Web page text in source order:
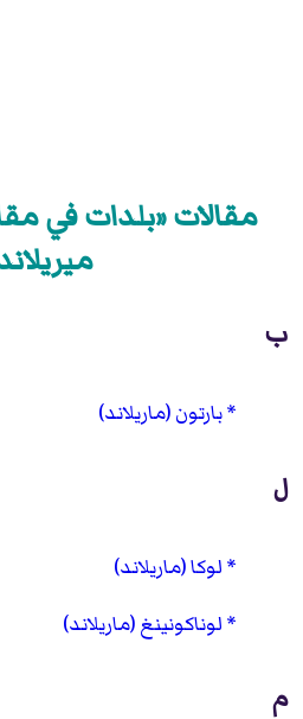
مقالات «بلدات في
ب
بارتون (ماريلاند)
ل
لوكا (ماريلاند)
لوناكونينغ (ماريلاند)
م